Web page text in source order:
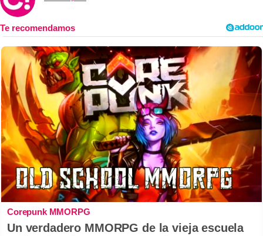
Corepunk MMORPG
Un verdadero MMORPG de la vieja escuela